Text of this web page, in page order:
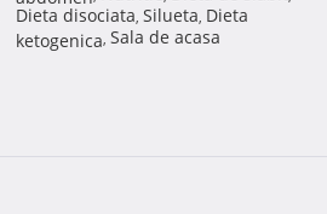
Dieta disociata, Silueta, Dieta
ketogenica, Sala de acasa